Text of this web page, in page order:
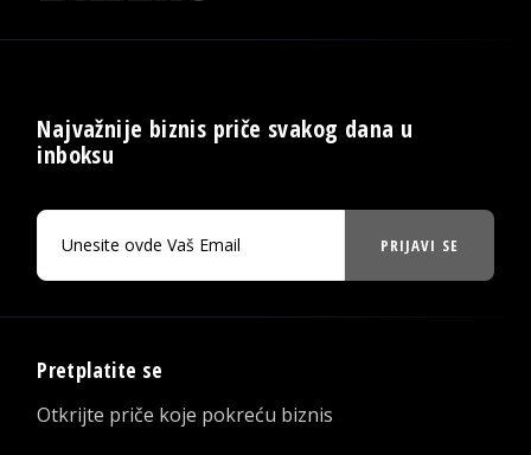
Najvažnije biznis priče svakog dana u
inboksu
PRIJAVI SE
Pretplatite se
Otkrijte priče koje pokreću biznis